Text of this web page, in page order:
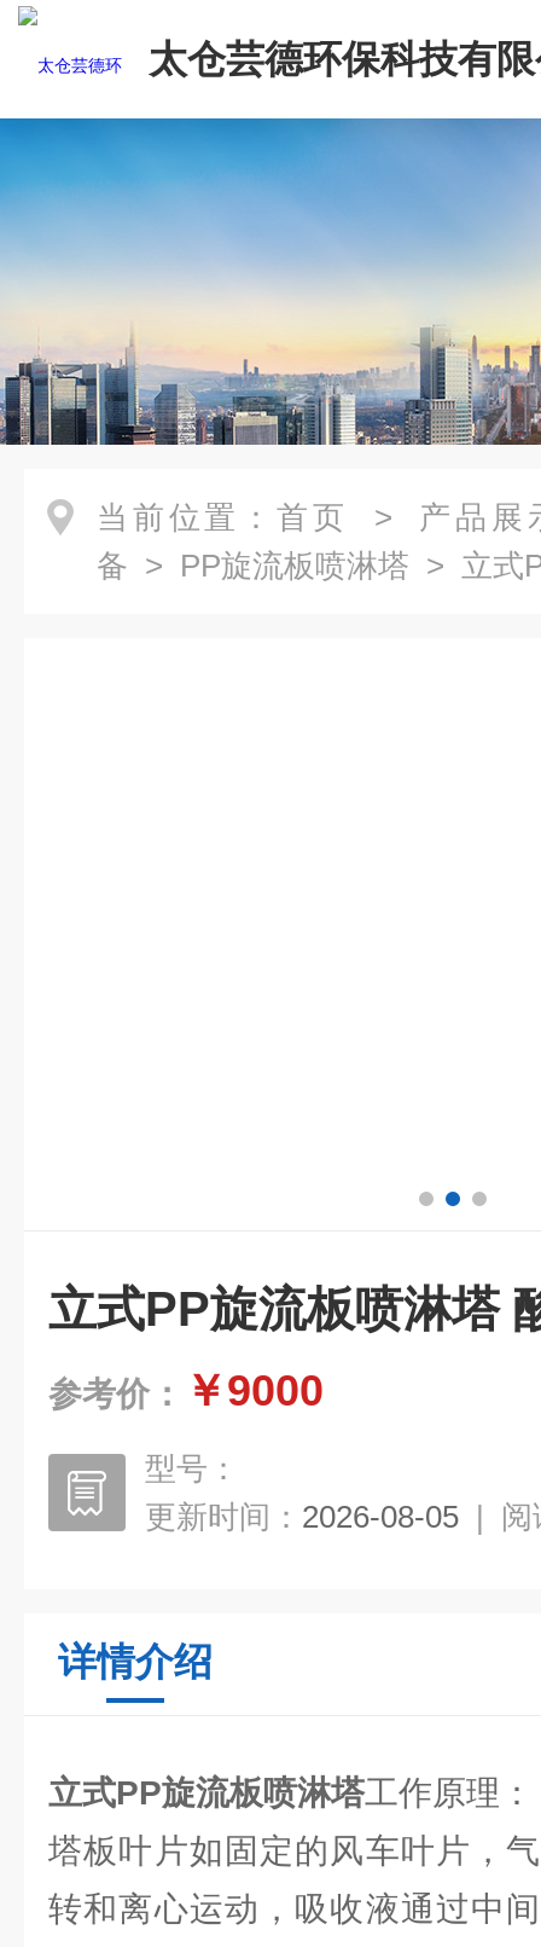
太仓芸德环保科技有
当前位置： 首页 > 产品展
备 > PP旋流板喷淋塔 > 立式
立式PP旋流板喷淋塔
参考价： ￥9000
型号：
更新时间： 2026-08-05 | 阅
详情介绍
立式PP旋流板喷淋塔工作原理：
塔板叶片如固定的风车叶片，
转和离心运动，吸收液通过中